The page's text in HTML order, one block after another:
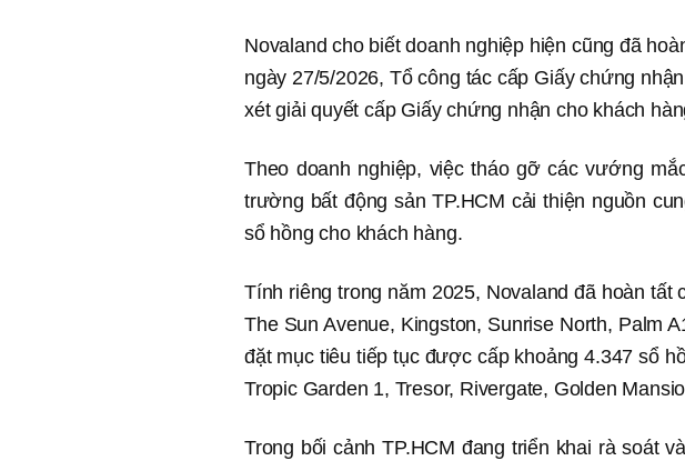
Novaland cho biết doanh nghiệp hiện cũng đã
ngày 27/5/2026, Tổ công tác cấp Giấy chứng
xét giải quyết cấp Giấy chứng nhận cho khách
Theo doanh nghiệp, việc tháo gỡ các vướng
trường bất động sản TP.HCM cải thiện nguồn
sổ hồng cho khách hàng.
Tính riêng trong năm 2025, Novaland đã hoàn
The Sun Avenue, Kingston, Sunrise North, Palm
đặt mục tiêu tiếp tục được cấp khoảng 4.347 sổ
Tropic Garden 1, Tresor, Rivergate, Golden
Trong bối cảnh TP.HCM đang triển khai rà soát